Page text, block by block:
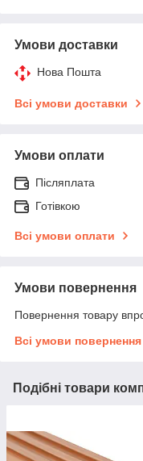
Умови доставки
Нова Пошта
Всі умови доставки
Умови оплати
Післяплата
Готівкою
Всі умови оплати
Умови повернення
Повернення товару
Всі умови повернення
Подібні товари